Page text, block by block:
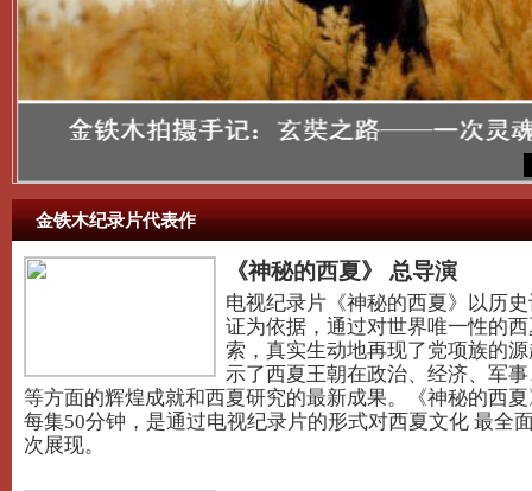
金铁木纪录片代表作
《神秘的西夏》 总导演
电视纪录片《神秘的西夏》以历
证为依据，通过对世界唯一性的
索，真实生动地再现了党项族的
示了西夏王朝在政治、经济、军
等方面的辉煌成就和西夏研究的最新成果。《神秘的西
每集50分钟，是通过电视纪录片的形式对西夏文化 最全
次展现。